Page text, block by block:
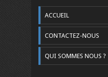
ACCUEIL
CONTACTEZ-NOUS
QUI SOMMES NOUS ?